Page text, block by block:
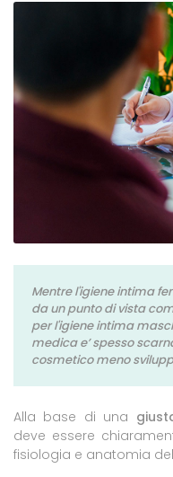
Mentre l'igiene intima
da un punto di vista
per l'igiene intima
medica e’ spesso
cosmetico meno
Alla base di una
deve essere
fisiologia e anatomia